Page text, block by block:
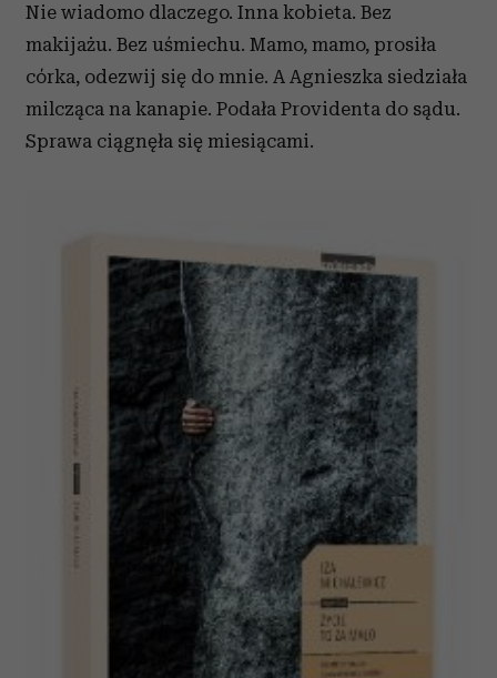
Nie wiadomo dlaczego. Inna kobieta. Bez
makijażu. Bez uśmiechu. Mamo, mamo, prosiła
córka, odezwij się do mnie. A Agnieszka siedziała
milcząca na kanapie. Podała Providenta do sądu.
Sprawa ciągnęła się miesiącami.